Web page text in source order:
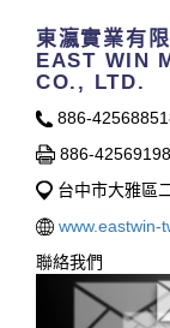
東瀛實業有
EAST WIN
CO., LTD.
886-
886-
台中市大雅區
www.eastwin-
聯絡我們